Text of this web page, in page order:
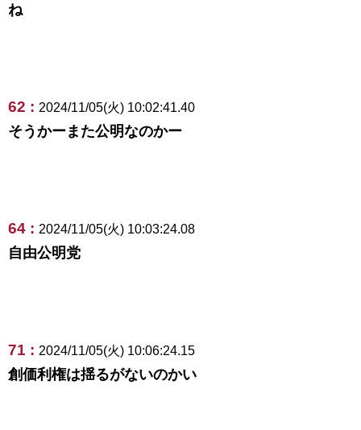
ね
62 : 2024/11/05(火) 10:02:41.40
そうかーまた公明なのかー
64 : 2024/11/05(火) 10:03:24.08
自由公明党
71 : 2024/11/05(火) 10:06:24.15
創価利権は揺るがないのかい